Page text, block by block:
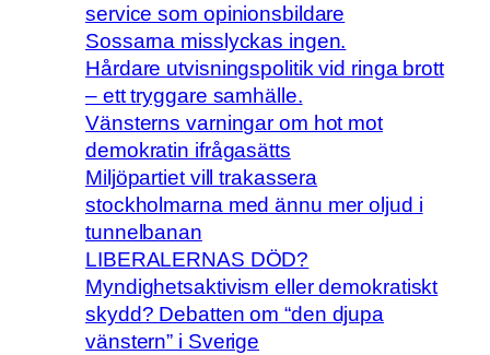
service som opinionsbildare
Sossarna misslyckas ingen.
Hårdare utvisningspolitik vid ringa brott
– ett tryggare samhälle.
Vänsterns varningar om hot mot
demokratin ifrågasätts
Miljöpartiet vill trakassera
stockholmarna med ännu mer oljud i
tunnelbanan
LIBERALERNAS DÖD?
Myndighetsaktivism eller demokratiskt
skydd? Debatten om “den djupa
vänstern” i Sverige